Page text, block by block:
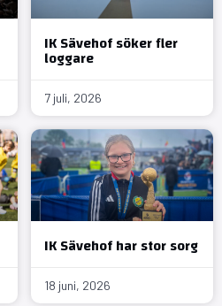
IK Sävehof söker fler
loggare
7 juli, 2026
IK Sävehof har stor sorg
18 juni, 2026